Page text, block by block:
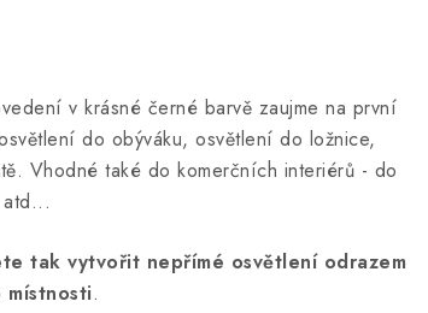
v krásné černé barvě zaujme na první
do obýváku, osvětlení do ložnice,
Vhodné také do komerčních interiérů - do
tak vytvořit nepřímé osvětlení odrazem
.